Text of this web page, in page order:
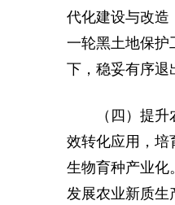
代化建设与改造
一轮黑土地保护
下，稳妥有序退
（四）提
效转化应用，培
生物育种产业化
发展农业新质生